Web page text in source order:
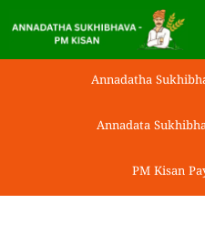
to
content
Annadatha
Annadata
PM Kisan